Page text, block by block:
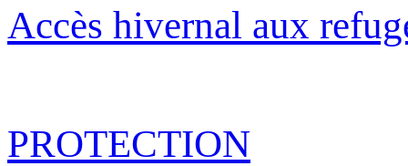
Accès hivernal aux
PROTECTION